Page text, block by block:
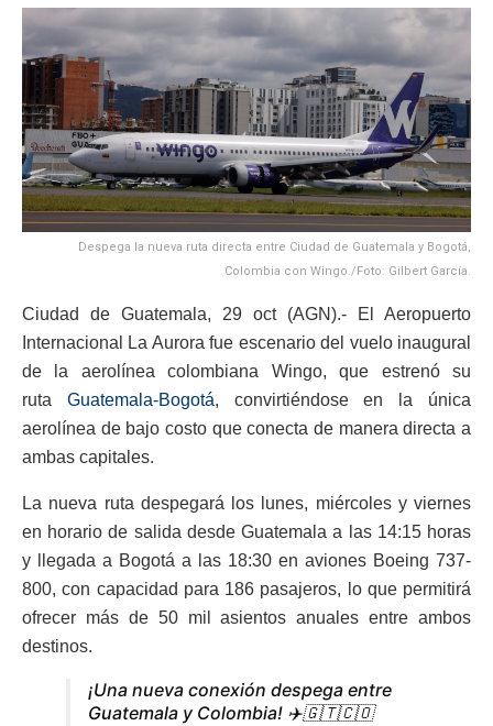
Despega la nueva ruta directa entre Ciudad de Guatemala y Bogotá,
Colombia con Wingo./Foto: Gilbert García.
Ciudad de Guatemala, 29 oct (AGN).- El Aeropuerto
Internacional La Aurora fue escenario del vuelo inaugural
de la aerolínea colombiana Wingo, que estrenó su
ruta Guatemala-Bogotá, convirtiéndose en la única
aerolínea de bajo costo que conecta de manera directa a
ambas capitales.
La nueva ruta despegará los lunes, miércoles y viernes
en horario de salida desde Guatemala a las 14:15 horas
y llegada a Bogotá a las 18:30 en aviones Boeing 737-
800, con capacidad para 186 pasajeros, lo que permitirá
ofrecer más de 50 mil asientos anuales entre ambos
destinos.
¡Una nueva conexión despega entre
Guatemala y Colombia! ✈️🇬🇹🇨🇴